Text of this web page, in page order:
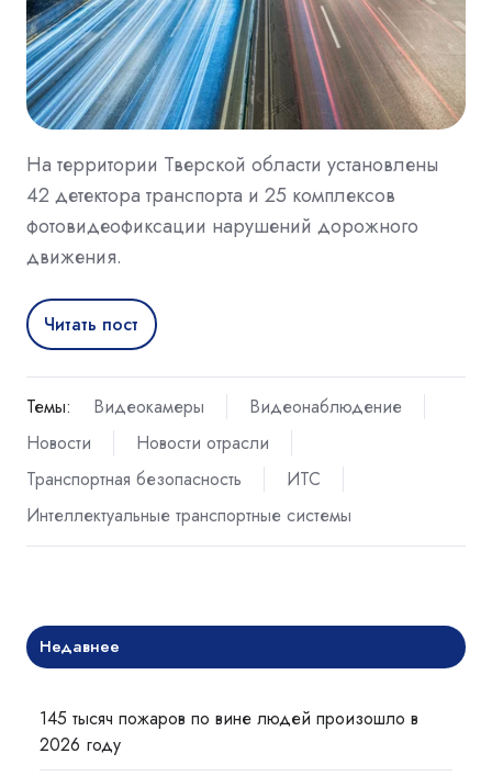
На территории Тверской области установлены
42 детектора транспорта и 25 комплексов
фотовидеофиксации нарушений дорожного
движения.
Читать пост
Темы: Видеокамеры
Видеонаблюдение
Новости
Новости отрасли
Транспортная безопасность
ИТС
Интеллектуальные транспортные системы
Недавнее
145 тысяч пожаров по вине людей произошло в
2026 году